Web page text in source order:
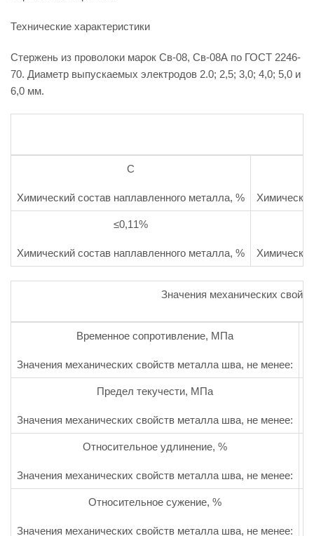
Технические характеристики
Стержень из проволоки марок Св-08, Св-08А по ГОСТ 2246-
70. Диаметр выпускаемых электродов 2.0; 2,5; 3,0; 4,0; 5,0 и
6,0 мм.
C
Химический состав наплавленного металла, %
≤0,11%
Химический состав наплавленного металла, %
Значения механических
Временное сопротивление, МПа
Значения механических свойств металла шва, не менее:
Предел текучести, МПа
Значения механических свойств металла шва, не менее:
Относительное удлинение, %
Значения механических свойств металла шва, не менее:
Относительное сужение, %
Значения механических свойств металла шва, не менее: